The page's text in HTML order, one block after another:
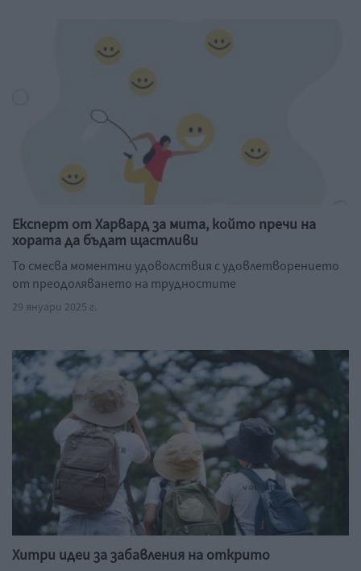
Експерт от Харвард за мита, който пречи на
хората да бъдат щастливи
То смесва моментни удоволствия с удовлетворението
от преодоляването на трудностите
29 януари 2025 г.
Хитри идеи за забавления на открито